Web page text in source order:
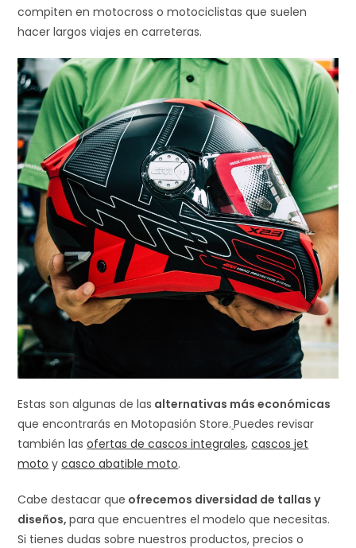
compiten en motocross o motociclistas que suelen
hacer largos viajes en carreteras.
Estas son algunas de las alternativas más económicas
que encontrarás en Motopasión Store. Puedes revisar
también lasofertas de cascos integrales,cascos jet
moto ycasco abatible moto.
Cabe destacar que ofrecemos diversidad de tallas y
diseños,para que encuentres el modelo que necesitas.
Si tienes dudas sobre nuestros productos, precios o